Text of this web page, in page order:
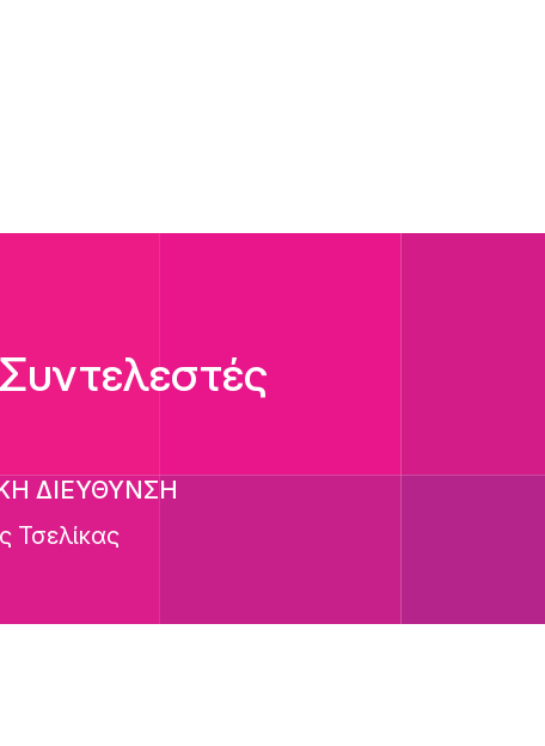
Συντελεστές
ΔΙΕΥΘΥΝΣΗ
Τσελίκας